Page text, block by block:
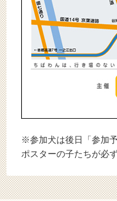
※参加犬は後日「参加
ポスターの子たちが必